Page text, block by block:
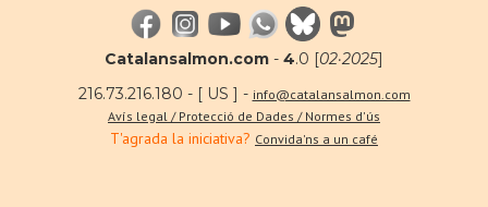
Catalansalmon.com - 4.0 [02·2025]
216.73.216.180 - [ US ] - info@catalansalmon.com
Avís legal / Protecció de Dades / Normes d'ús
T'agrada la iniciativa? Convida'ns a un café